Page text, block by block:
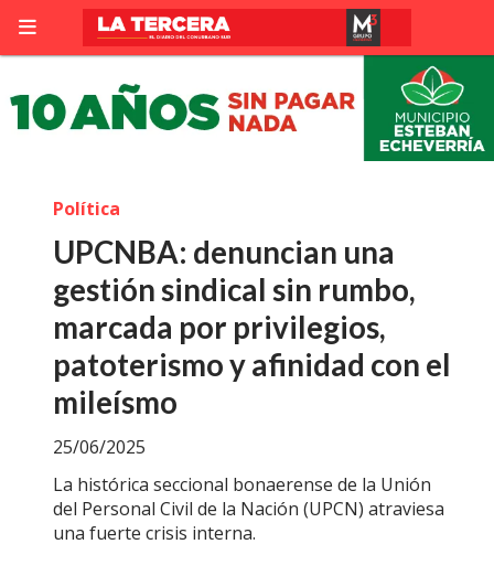
UPCNBA: denuncian una
gestión sindical sin rumbo,
marcada por privilegios,
patoterismo y afinidad con el
mileísmo
La histórica seccional bonaerense de la Unión
del Personal Civil de la Nación (UPCN) atraviesa
una fuerte crisis interna.
Política
25/06/2025